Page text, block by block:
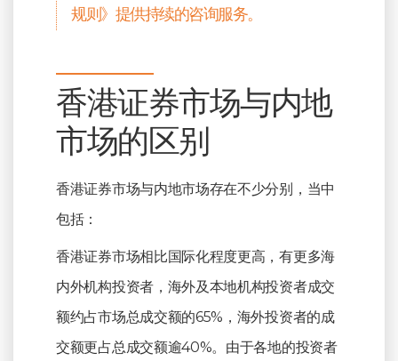
规则》提供持续的咨询服务。
香港证券市场与内地
市场的区别
香港证券市场与内地市场存在不少分别，当中
包括：
香港证券市场相比国际化程度更高，有更多海
内外机构投资者，海外及本地机构投资者成交
额约占市场总成交额的65%，海外投资者的成
交额更占总成交额逾40%。由于各地的投资者